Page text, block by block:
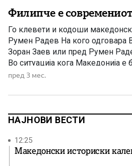
Филипче е
Го клевети и кодоши
Румен Радев На кого одговара
Зоран Заев или пред Румен
Во ситуација кога Македонија е
со билатерални барања кои ги
се допадне на Радев како нов
пред 3 мес.
НАЈНОВИ ВЕСТИ
12:25
Македонски историски